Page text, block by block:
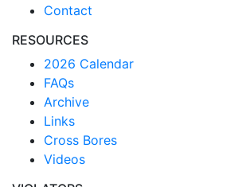
Contact
RESOURCES
2026 Calendar
FAQs
Archive
Links
Cross Bores
Videos